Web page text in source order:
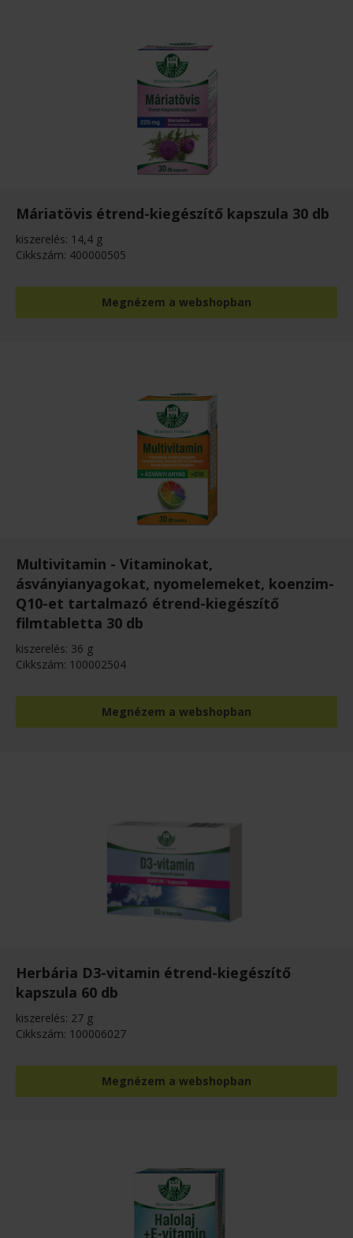
Máriatövis étrend-kiegészítő kapszula 30 db
kiszerelés: 14,4 g
Cikkszám: 400000505
Megnézem a webshopban
Multivitamin - Vitaminokat,
ásványianyagokat, nyomelemeket, koenzim-
Q10-et tartalmazó étrend-kiegészítő
filmtabletta 30 db
kiszerelés: 36 g
Cikkszám: 100002504
Megnézem a webshopban
Herbária D3-vitamin étrend-kiegészítő
kapszula 60 db
kiszerelés: 27 g
Cikkszám: 100006027
Megnézem a webshopban